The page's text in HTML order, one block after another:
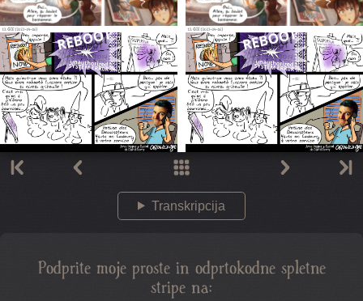
Transkripcija
Podprite moje proste in odprtokodne spletne
stripe na: